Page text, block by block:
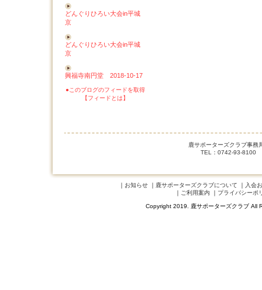
どんぐりひろい大会in平城
京
どんぐりひろい大会in平城
京
興福寺南円堂 2018-10-17
●このブログのフィードを取得
【フィードとは】
鹿サポーターズクラブ事
TEL：0742-93-
｜ お知らせ｜ 鹿サポーターズクラブについて ｜ 入会
｜ ご利用案内 ｜ プライバシーポ
Copyright 2019. 鹿サポーターズクラブ All